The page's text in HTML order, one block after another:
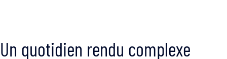
Un quotidien rendu complexe